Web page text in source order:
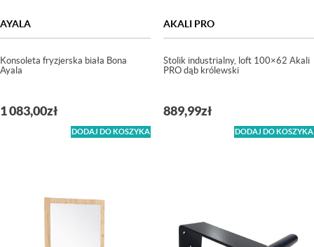
AYALA
Konsoleta fryzjerska biała Bona
Ayala
1 083,00zł
DODAJ DO KOSZYKA
AKALI PRO
Stolik industrialny, loft 100×62 Akali
PRO dąb królewski
889,99zł
DODAJ DO KOSZYKA